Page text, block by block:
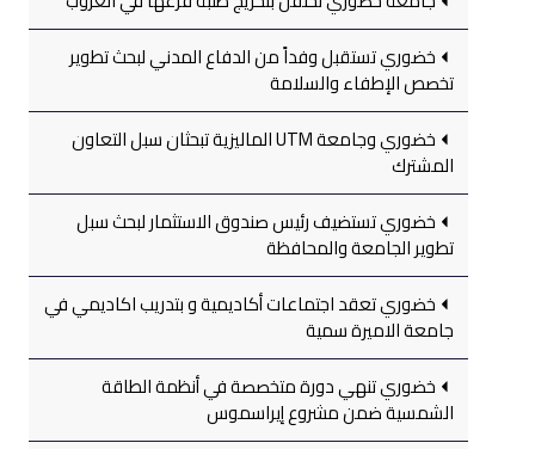
خضوري تستقبل وفداً من الدفاع المدني لبحث تطوير
تخصص الإطفاء والسلامة
خضوري وجامعة UTM الماليزية تبحثان سبل التعاون
المشترك
خضوري تستضيف رئيس صندوق الاستثمار لبحث سبل
تطوير الجامعة والمحافظة
خضوري تعقد اجتماعات أكاديمية و بتدريب اكاديمي في
جامعة الاميرة سمية
خضوري تنهي دورة متخصصة في أنظمة الطاقة
الشمسية ضمن مشروع إيراسموس